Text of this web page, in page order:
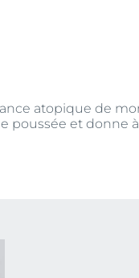
atopique de
poussée et donne